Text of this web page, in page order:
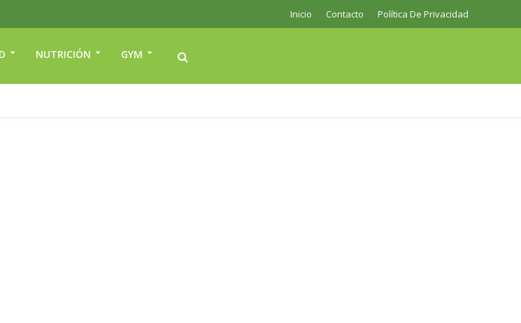
Inicio Contacto Política De Privacidad
NUTRICIÓN GYM